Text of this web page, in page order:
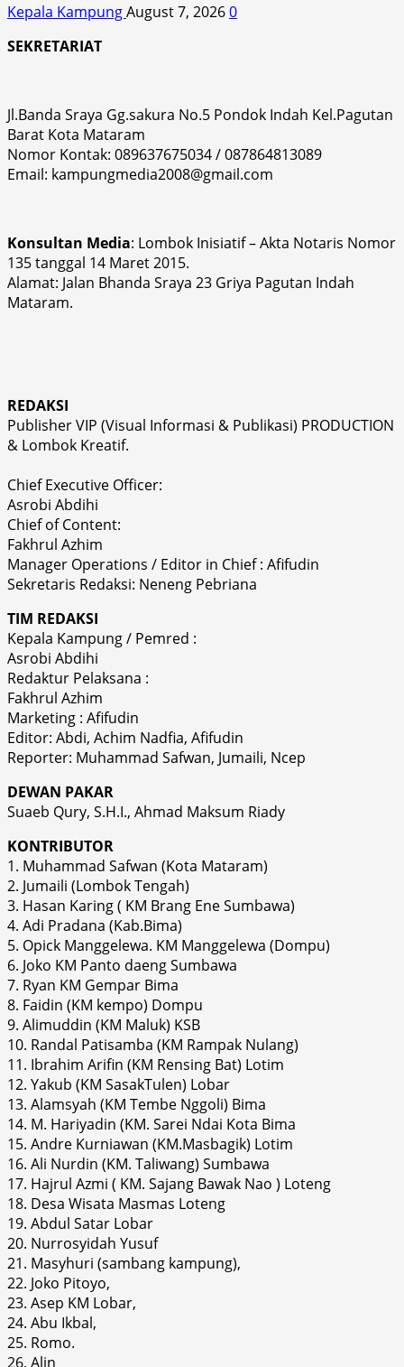
Kepala KampungAugust 7, 20260
SEKRETARIAT
Jl.Banda Sraya Gg.sakura No.5 Pondok Indah Kel.Pagutan
Barat Kota Mataram
Nomor Kontak: 089637675034 / 087864813089
Email: kampungmedia2008@gmail.com
Konsultan Media: Lombok Inisiatif – Akta Notaris Nomor
135 tanggal 14 Maret 2015.
Alamat: Jalan Bhanda Sraya 23 Griya Pagutan Indah
Mataram.
REDAKSI
Publisher VIP (Visual Informasi & Publikasi) PRODUCTION
& Lombok Kreatif.
Chief Executive Officer:
Asrobi Abdihi
Chief of Content:
Fakhrul Azhim
Manager Operations / Editor in Chief : Afifudin
Sekretaris Redaksi: Neneng Pebriana
TIM REDAKSI
Kepala Kampung / Pemred :
Asrobi Abdihi
Redaktur Pelaksana :
Fakhrul Azhim
Marketing : Afifudin
Editor: Abdi, Achim Nadfia, Afifudin
Reporter: Muhammad Safwan, Jumaili, Ncep
DEWAN PAKAR
Suaeb Qury, S.H.I., Ahmad Maksum Riady
KONTRIBUTOR
1. Muhammad Safwan (Kota Mataram)
2. Jumaili (Lombok Tengah)
3. Hasan Karing ( KM Brang Ene Sumbawa)
4. Adi Pradana (Kab.Bima)
5. Opick Manggelewa. KM Manggelewa (Dompu)
6. Joko KM Panto daeng Sumbawa
7. Ryan KM Gempar Bima
8. Faidin (KM kempo) Dompu
9. Alimuddin (KM Maluk) KSB
10. Randal Patisamba (KM Rampak Nulang)
11. Ibrahim Arifin (KM Rensing Bat) Lotim
12. Yakub (KM SasakTulen) Lobar
13. Alamsyah (KM Tembe Nggoli) Bima
14. M. Hariyadin (KM. Sarei Ndai Kota Bima
15. Andre Kurniawan (KM.Masbagik) Lotim
16. Ali Nurdin (KM. Taliwang) Sumbawa
17. Hajrul Azmi ( KM. Sajang Bawak Nao ) Loteng
18. Desa Wisata Masmas Loteng
19. Abdul Satar Lobar
20. Nurrosyidah Yusuf
21. Masyhuri (sambang kampung),
22. Joko Pitoyo,
23. Asep KM Lobar,
24. Abu Ikbal,
25. Romo.
26. Alin